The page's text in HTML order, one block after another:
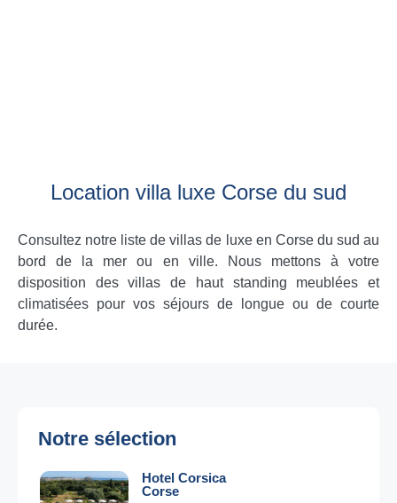
Location villa luxe Corse du sud
Consultez notre liste de villas de luxe en Corse du sud au
bord de la mer ou en ville. Nous mettons à votre
disposition des villas de haut standing meublées et
climatisées pour vos séjours de longue ou de courte
durée.
Notre sélection
Hotel Corsica
Corse